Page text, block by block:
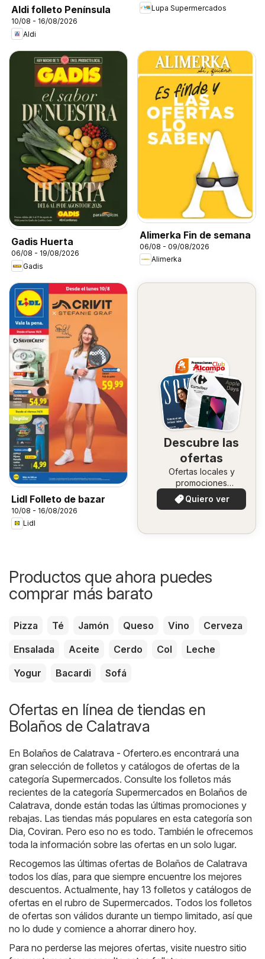
Aldi folleto Península
10/08 - 16/08/2026
Aldi
Lupa Supermercados
Gadis Huerta
06/08 - 19/08/2026
Gadis
Alimerka Fin de semana
06/08 - 09/08/2026
Alimerka
Lidl Folleto de bazar
10/08 - 16/08/2026
Lidl
Descubre las
ofertas
Ofertas locales y
promociones
especiales.
Quiero ver
Productos que ahora puedes
comprar más barato
Pizza Té Jamón Queso Vino
Cerveza
Ensalada
Aceite Cerdo Col
Leche
Yogur
Bacardi Sofá
Ofertas en línea de tiendas en
Bolaños de Calatrava
En Bolaños de Calatrava - Ofertero.es encontrará una
gran selección de folletos y catálogos de ofertas de la
categoría Supermercados. Consulte los folletos más
recientes de la categoría Supermercados en Bolaños de
Calatrava, donde están todas las últimas promociones y
rebajas. Las tiendas más populares en esta categoría son
Dia Coviran. Pero eso no es todo. También le ofrecemos
toda la información sobre las ofertas en un solo lugar.
Recogemos las últimas ofertas de Bolaños de Calatrava
todos los días, para que siempre encuentre los mejores
descuentos. Actualmente, hay 13 folletos y catálogos de
ofertas en el rubro de Supermercados. Todos los folletos
de ofertas son válidos durante un tiempo limitado, así que
no lo dude y comience a ahorrar dinero hoy.
Para no perderse las mejores ofertas, visite nuestro sitio